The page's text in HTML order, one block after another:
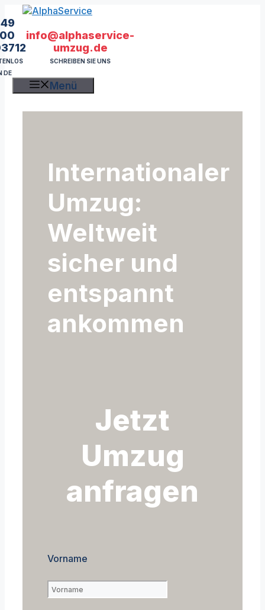
Zum
Inhalt
springen
DE
info@alphaservice-
umzug.de
SCHREIBEN SIE UNS
Menü
Internationaler
Umzug:
Weltweit
sicher und
entspannt
ankommen
Jetzt
Umzug
anfragen
Vorname